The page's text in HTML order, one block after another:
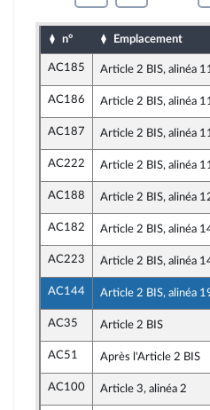
n° Emplacement
AC185 Article 2 BIS, alinéa 11
AC186 Article 2 BIS, alinéa 11
AC187 Article 2 BIS, alinéa 11
AC222 Article 2 BIS, alinéa 11
AC188 Article 2 BIS, alinéa
AC182 Article 2 BIS, alinéa
AC223 Article 2 BIS, alinéa
AC144 Article 2 BIS, alinéa
AC35 Article 2 BIS
AC51 Après l'Article 2 BIS
AC100 Article 3, alinéa 2